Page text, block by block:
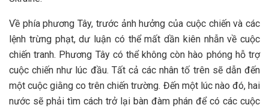
Về phía phương Tây, trước ảnh hưởng của cuộc chiến và các
lệnh trừng phạt, dư luận có thể mất dần kiên nhẫn về cuộc
chiến tranh. Phương Tây có thể không còn hào phóng hỗ trợ
cuộc chiến như lúc đầu. Tất cả các nhân tố trên sẽ dẫn đến
một cuộc giằng co trên chiến trường. Đến một lúc nào đó, hai
nước sẽ phải tìm cách trở lại bàn đàm phán để có các cuộc